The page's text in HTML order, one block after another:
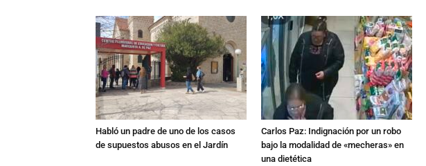
Habló un padre de uno de los casos
de supuestos abusos en el Jardín
Carlos Paz: Indignación por un robo
bajo la modalidad de «mecheras» en
una dietética